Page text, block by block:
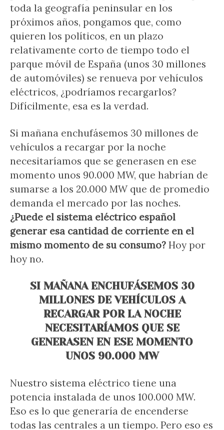
toda la geografía peninsular en los
próximos años, pongamos que, como
quieren los políticos, en un plazo
relativamente corto de tiempo todo el
parque móvil de España (unos 30 millones
de automóviles) se renueva por vehículos
eléctricos, ¿podríamos recargarlos?
Difícilmente, esa es la verdad.
Si mañana enchufásemos 30 millones de
vehículos a recargar por la noche
necesitaríamos que se generasen en ese
momento unos 90.000 MW, que habrían de
sumarse a los 20.000 MW que de promedio
demanda el mercado por las noches.
¿Puede el sistema eléctrico español
generar esa cantidad de corriente en el
mismo momento de su consumo? Hoy por
hoy no.
SI MAÑANA ENCHUFÁSEMOS 30
MILLONES DE VEHÍCULOS A
RECARGAR POR LA NOCHE
NECESITARÍAMOS QUE SE
GENERASEN EN ESE MOMENTO
UNOS 90.000 MW
Nuestro sistema eléctrico tiene una
potencia instalada de unos 100.000 MW.
Eso es lo que generaría de encenderse
todas las centrales a un tiempo. Pero eso es